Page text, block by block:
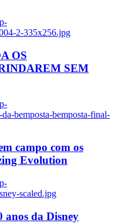
2-335x256.jpg
OS
SEM
bemposta-bemposta-final-
campo com os
Evolution
scaled.jpg
anos da Disney